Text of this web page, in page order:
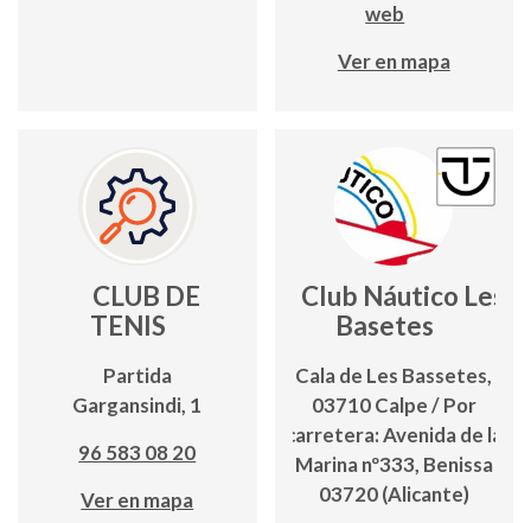
web
Ver en mapa
CLUB DE
TENIS
Partida
Gargansindi, 1
96 583 08 20
Ver en mapa
Club Náutico Les
Basetes
Cala de Les Bassetes,
03710 Calpe / Por
carretera: Avenida de la
Marina nº333, Benissa
03720 (Alicante)